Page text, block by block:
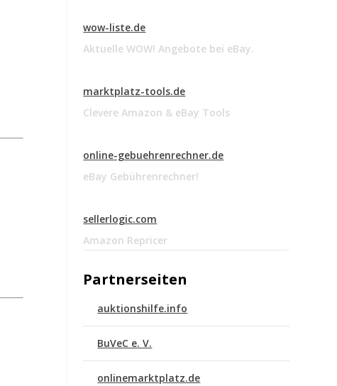
wow-liste.de
Aktuelle WOW! Angebote bei eBay.
marktplatz-tools.de
Clevere Amazon & eBay Tools
online-gebuehrenrechner.de
eBay Gebührenrechner!
sellerlogic.com
Amazon Repricer
Partnerseiten
auktionshilfe.info
BuVeC e. V.
onlinemarktplatz.de